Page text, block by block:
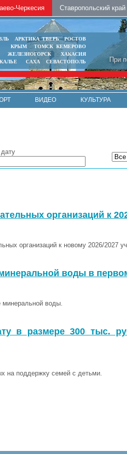
Черкесия Ставропольский край
При
АРКТИКА ТВЕРЬ
РОСТОВ
КРЫМ ТОМСК КЕМЕРОВО
ЖЕЛЕЗНОГОРСК
ХАКАСИЯ
САХА СЕВАСТОПОЛЬ
ВИДЕО КУЛЬТУРА
организаций к
организаций к новому 2026/2027
воды в
минеральной воды.
в размере 300 тыс.
на поддержку семей с детьми.